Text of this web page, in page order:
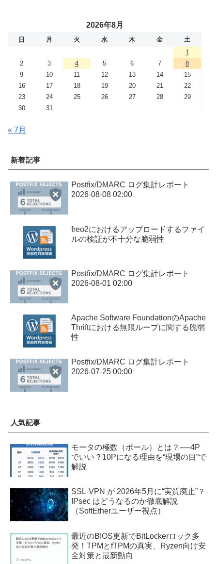
2026年8月
日 月 火 水 木 金
土
1
2
3 4 5 6 7
8
9
10 11 12 13 14
15
16
17 18 19 20 21
22
23
24 25 26 27 28
29
30
31
« 7月
新着記事
Postfix/DMARC ログ集計レポート
2026-08-08 02:00
freo2におけるアップロードするファイ
ルの検証が不十分な脆弱性
Postfix/DMARC ログ集計レポート
2026-08-01 02:00
Apache Software FoundationのApache
Thriftにおける無限ループに関する脆弱
性
Postfix/DMARC ログ集計レポート
2026-07-25 00:00
人気記事
モータの極数（ポール）とは？──4P
でいい？10Pになる理由を“現場の目”で
解説
SSL-VPN が 2026年5月に“実質廃止”？
IPsec はどうなるのか徹底解説
（SoftEtherユーザー視点）
最近のBIOS更新でBitLockerロック多
発！TPMとfTPMの真実、Ryzen向け安
全対策と最新動向